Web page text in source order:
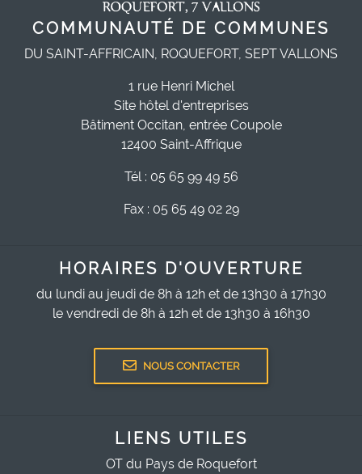
COMMUNAUTÉ DE COMMUNES
DU SAINT-AFFRICAIN, ROQUEFORT, SEPT VALLONS
1 rue Henri Michel
Site hôtel d'entreprises
Bâtiment Occitan, entrée Coupole
12400 Saint-Affrique
Tél : 05 65 99 49 56
Fax : 05 65 49 02 29
HORAIRES D'OUVERTURE
du lundi au jeudi de 8h à 12h et de 13h30 à 17h30
le vendredi de 8h à 12h et de 13h30 à 16h30
NOUS CONTACTER
LIENS UTILES
OT du Pays de Roquefort